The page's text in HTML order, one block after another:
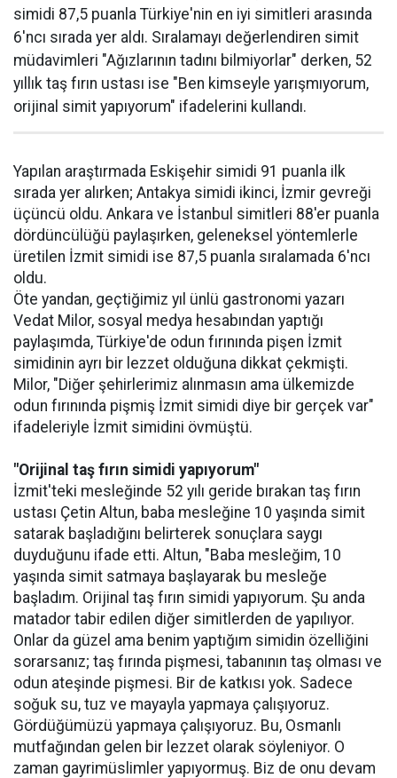
simidi 87,5 puanla Türkiye'nin en iyi simitleri arasında
6'ncı sırada yer aldı. Sıralamayı değerlendiren simit
müdavimleri "Ağızlarının tadını bilmiyorlar" derken, 52
yıllık taş fırın ustası ise "Ben kimseyle yarışmıyorum,
orijinal simit yapıyorum" ifadelerini kullandı.
Yapılan araştırmada Eskişehir simidi 91 puanla ilk
sırada yer alırken; Antakya simidi ikinci, İzmir gevreği
üçüncü oldu. Ankara ve İstanbul simitleri 88'er puanla
dördüncülüğü paylaşırken, geleneksel yöntemlerle
üretilen İzmit simidi ise 87,5 puanla sıralamada 6'ncı
oldu.
Öte yandan, geçtiğimiz yıl ünlü gastronomi yazarı
Vedat Milor, sosyal medya hesabından yaptığı
paylaşımda, Türkiye'de odun fırınında pişen İzmit
simidinin ayrı bir lezzet olduğuna dikkat çekmişti.
Milor, "Diğer şehirlerimiz alınmasın ama ülkemizde
odun fırınında pişmiş İzmit simidi diye bir gerçek var"
ifadeleriyle İzmit simidini övmüştü.
"Orijinal taş fırın simidi yapıyorum"
İzmit'teki mesleğinde 52 yılı geride bırakan taş fırın
ustası Çetin Altun, baba mesleğine 10 yaşında simit
satarak başladığını belirterek sonuçlara saygı
duyduğunu ifade etti. Altun, "Baba mesleğim, 10
yaşında simit satmaya başlayarak bu mesleğe
başladım. Orijinal taş fırın simidi yapıyorum. Şu anda
matador tabir edilen diğer simitlerden de yapılıyor.
Onlar da güzel ama benim yaptığım simidin özelliğini
sorarsanız; taş fırında pişmesi, tabanının taş olması ve
odun ateşinde pişmesi. Bir de katkısı yok. Sadece
soğuk su, tuz ve mayayla yapmaya çalışıyoruz.
Gördüğümüzü yapmaya çalışıyoruz. Bu, Osmanlı
mutfağından gelen bir lezzet olarak söyleniyor. O
zaman gayrimüslimler yapıyormuş. Biz de onu devam